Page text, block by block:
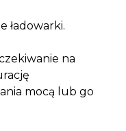
ładowarki.
na
mocą lub go